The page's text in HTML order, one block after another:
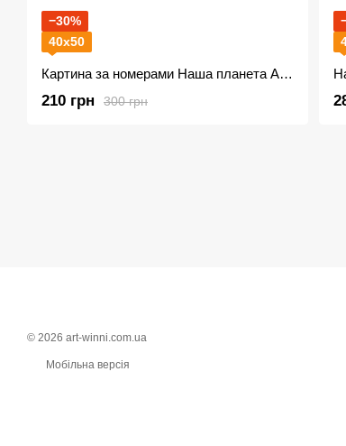
−30%
40х50
Картина за номерами Наша планета AS1040 + лак
300 грн
210 грн
© 2026 art-winni.com.ua
Мобільна версія